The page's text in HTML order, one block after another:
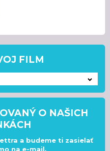
FILM
O NAŠICH
a budeme ti zasielať
na e-mail.